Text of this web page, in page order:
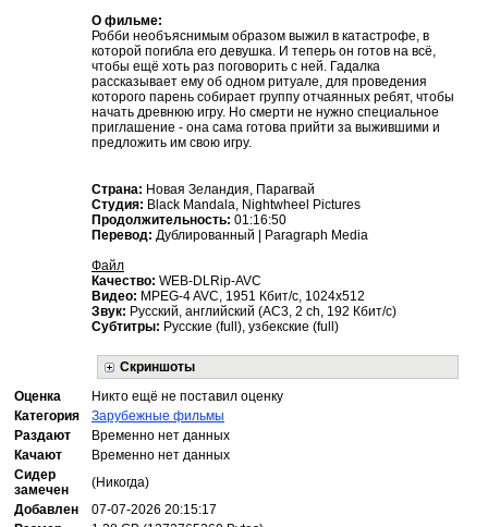
О фильме:
Робби необъяснимым образом выжил в катастрофе, в
которой погибла его девушка. И теперь он готов на всё,
чтобы ещё хоть раз поговорить с ней. Гадалка
рассказывает ему об одном ритуале, для проведения
которого парень собирает группу отчаянных ребят, чтобы
начать древнюю игру. Но смерти не нужно специальное
приглашение - она сама готова прийти за выжившими и
предложить им свою игру.
Страна: Новая Зеландия, Парагвай
Студия: Black Mandala, Nightwheel Pictures
Продолжительность: 01:16:50
Перевод: Дублированный | Paragraph Media
Файл
Качество: WEB-DLRip-AVC
Видео: MPEG-4 AVC, 1951 Кбит/с, 1024x512
Звук: Русский, английский (AC3, 2 ch, 192 Кбит/с)
Субтитры: Русские (full), узбекские (full)
Скриншоты
Оценка
Никто ещё не поставил оценку
Категория
Зарубежные фильмы
Раздают
Временно нет данных
Качают
Временно нет данных
Сидер
замечен
(Никогда)
Добавлен
07-07-2026 20:15:17